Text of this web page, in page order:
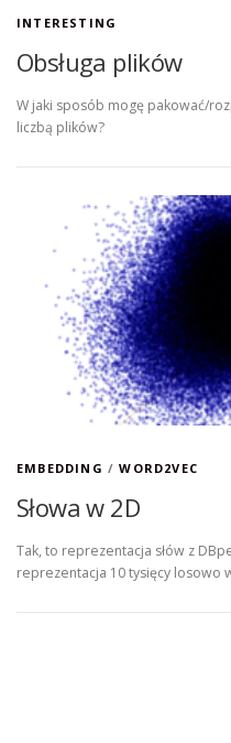
INTERESTING
Obsługa plików
W jaki sposób mogę pakować/
liczbą plików?
EMBEDDING /WORD2VEC
Słowa w 2D
Tak, to reprezentacja słów z
reprezentacja 10 tysięcy losowo